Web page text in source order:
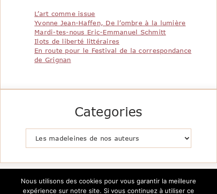
L’art comme issue
Yvonne Jean-Haffen, De l’ombre à la lumière
Mardi-tes-nous Eric-Emmanuel Schmitt
Ilots de liberté littéraires
En route pour le Festival de la correspondance
de Grignan
Categories
Nous utilisons des cookies pour vous garantir la meilleure
expérience sur notre site. Si vous continuez à utiliser ce